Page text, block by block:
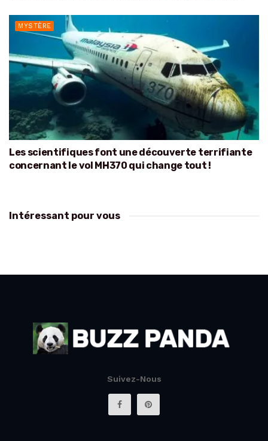
MYSTÈRE
Les scientifiques font une découverte terrifiante
concernant le vol MH370 qui change tout !
Intéressant pour vous
Suivez-Nous